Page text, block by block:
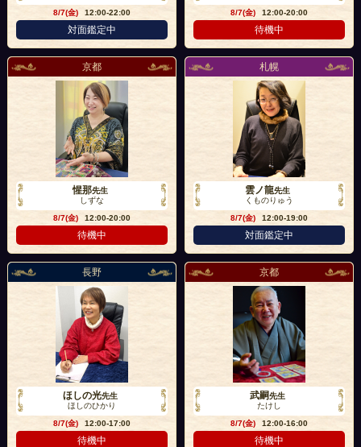
8/7(金)
12:00-22:00
対面鑑定中
8/7(金)
12:00-20:00
待機中
京都
惺那先生
しずな
8/7(金)
12:00-20:00
待機中
札幌
雲ノ龍先生
くものりゅう
8/7(金)
12:00-19:00
対面鑑定中
長野
ほしの光先生
ほしのひかり
8/7(金)
12:00-17:00
待機中
京都
武嗣先生
たけし
8/7(金)
12:00-16:00
待機中